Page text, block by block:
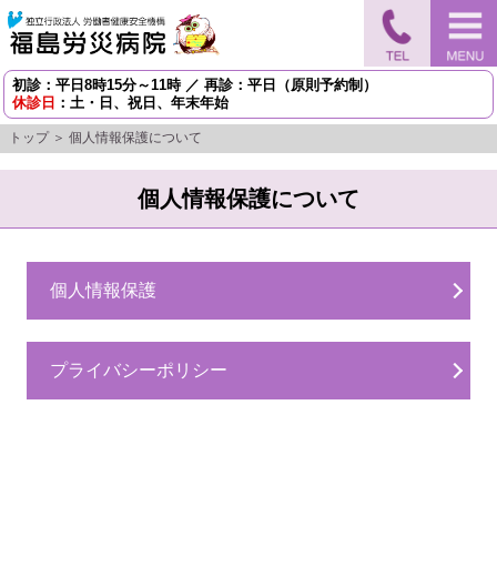
初診：平日8時15分～11時 ／ 再診：平日（原則予約制）
休診日 ：土・日、祝日、年末年始
トップ＞ 個人情報保護について
個人情報保護について
個人情報保護
プライバシーポリシー